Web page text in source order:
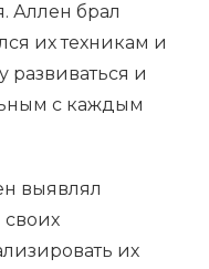
Аллен брал
их техникам и
развиваться и
с каждым
выявлял
их